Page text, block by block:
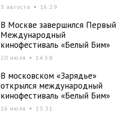
3 августа 16:29
В Москве завершился Первый
Международный
кинофестиваль «Белый Бим»
20 июля 14:58
В московском «Зарядье»
открылся международный
кинофестиваль «Белый Бим»
16 июля 13:31